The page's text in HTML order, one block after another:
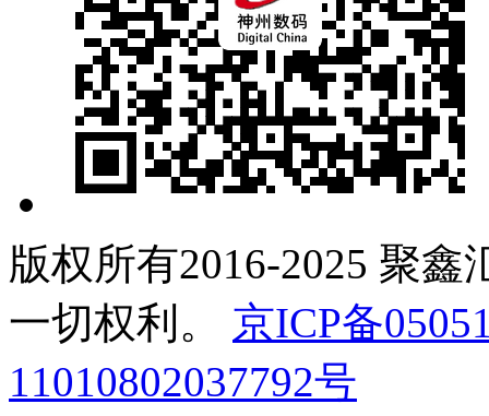
版权所有2016-2025 聚鑫
一切权利。
京ICP备
11010802037792号